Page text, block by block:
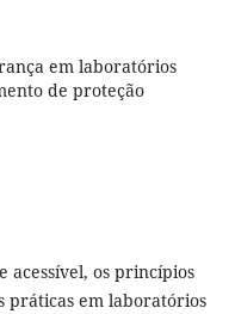
em laboratórios
de proteção
acessível, os princípios
práticas em laboratórios